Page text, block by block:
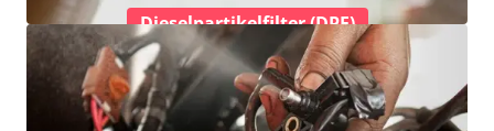
Dieselpartikelfilter (DPF)